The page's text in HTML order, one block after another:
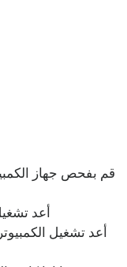
قم بفحص جهاز
أعد
أعد تشغيل